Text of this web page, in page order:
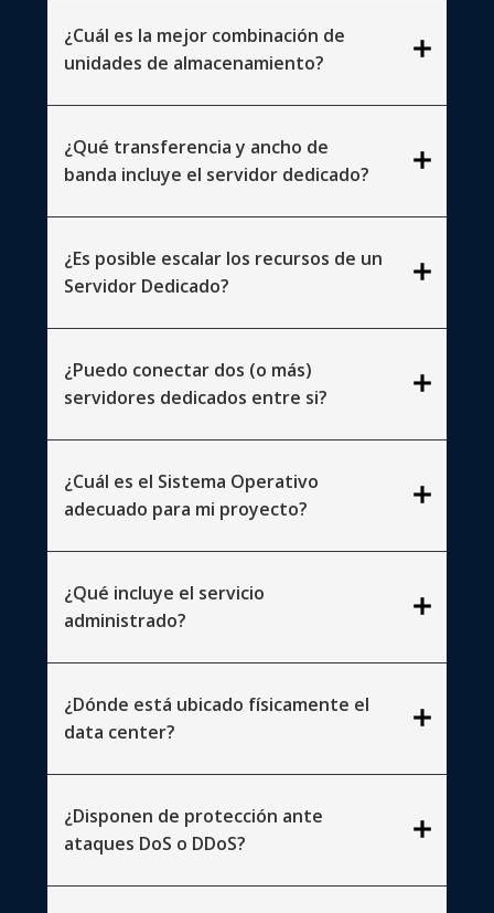
¿Cuál es la mejor combinación de
unidades de almacenamiento?
add
¿Qué transferencia y ancho de
banda incluye el servidor dedicado?
add
¿Es posible escalar los recursos de un
Servidor Dedicado?
add
¿Puedo conectar dos (o más)
servidores dedicados entre si?
add
¿Cuál es el Sistema Operativo
adecuado para mi proyecto?
add
¿Qué incluye el servicio
administrado?
add
¿Dónde está ubicado físicamente el
data center?
add
¿Disponen de protección ante
ataques DoS o DDoS?
add